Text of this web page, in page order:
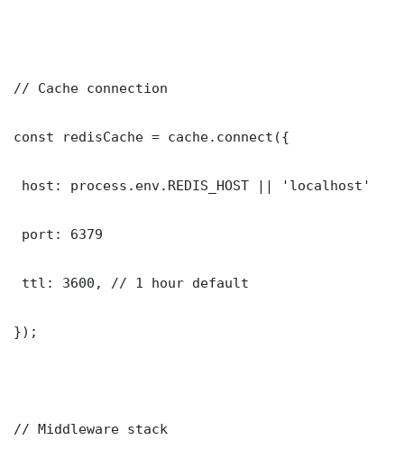
// Cache connection
const redisCache = cache.connect({
host: process.env.REDIS_HOST || 'localhost'
port: 6379
ttl: 3600, // 1 hour default
});
// Middleware stack